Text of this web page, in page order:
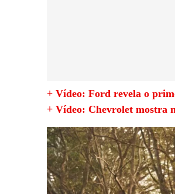
+ Vídeo: Ford revela o
+ Vídeo: Chevrolet mostra